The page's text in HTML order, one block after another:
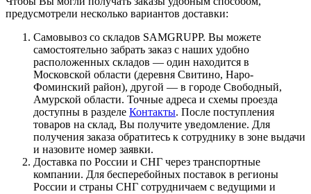
предусмотрели несколько вариантов доставки:
Самовывоз со складов SAMGRUPP. Вы можете
самостоятельно забрать заказ с наших удобно
расположенных складов — один находится в
Московской области (деревня Свитино, Наро-
Фоминский район), другой — в городе Свободный,
Амурской области. Точные адреса и схемы проезда
доступны в разделе Контакты. После поступления
товаров на склад, Вы получите уведомление. Для
получения заказа обратитесь к сотруднику в зоне выдачи
и назовите номер заявки.
Доставка по России и СНГ через транспортные
компании. Для бесперебойных поставок в регионы
России и страны СНГ сотрудничаем с ведущими и